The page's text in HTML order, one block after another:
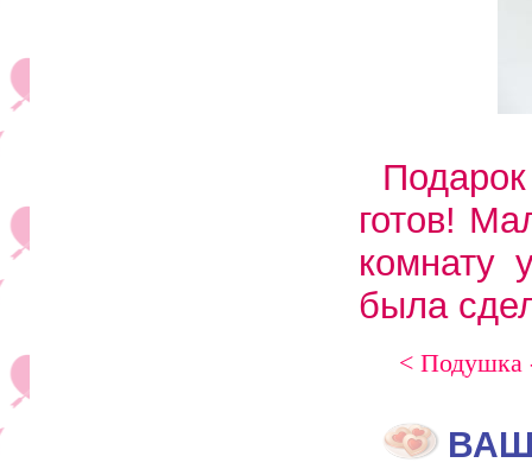
готов!
комнату
была
< Подушка